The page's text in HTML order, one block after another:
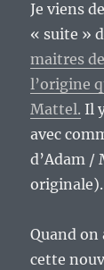
Je viens
« suite »
maitres
l’origine
Mattel. Il
avec
d’Adam /
originale).
Quand on
cette